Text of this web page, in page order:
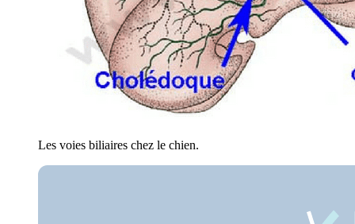
Les voies biliaires chez le chien.